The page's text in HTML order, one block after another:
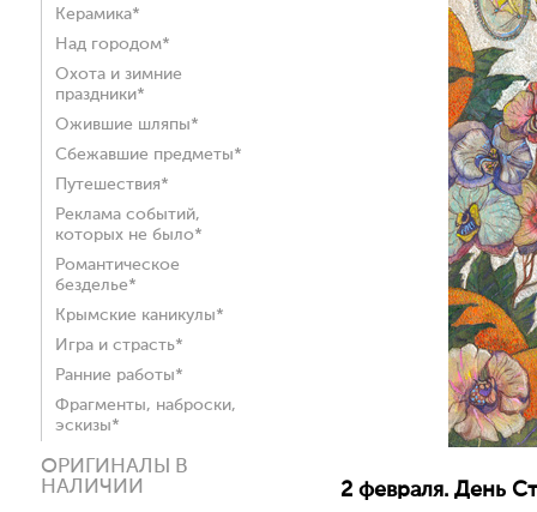
Керамика*
Над городом*
Охота и зимние
праздники*
Ожившие шляпы*
Сбежавшие предметы*
Путешествия*
Реклама событий,
которых не было*
Романтическое
безделье*
Крымские каникулы*
Игра и страсть*
Ранние работы*
Фрагменты, наброски,
эскизы*
ОРИГИНАЛЫ В
НАЛИЧИИ
2 февраля. День